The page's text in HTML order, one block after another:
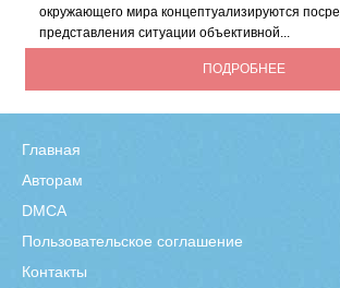
окружающего мира концептуализируются
представления ситуации объективной...
ПОДРОБНЕЕ
Главная
Авторам
DMCA
Пользовательское соглашение
Контакты